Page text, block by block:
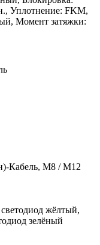
Уплотнение: FKM,
Момент затяжки:
Кабель, M8 / M12
жёлтый,
зелёный